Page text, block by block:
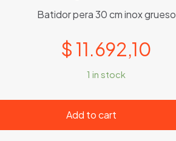
Batidor pera 30 cm inox grueso
$ 11.692,10
1 in stock
Add to cart